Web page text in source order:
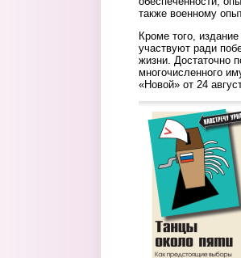
также военному
Кроме того,
участвуют ради
жизни. Достаточно
многочисленного
«Новой» от 24
1.png